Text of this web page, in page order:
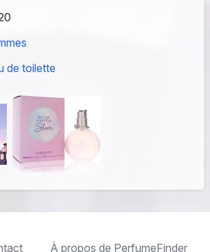
de toilette
À propos de PerfumeFinder